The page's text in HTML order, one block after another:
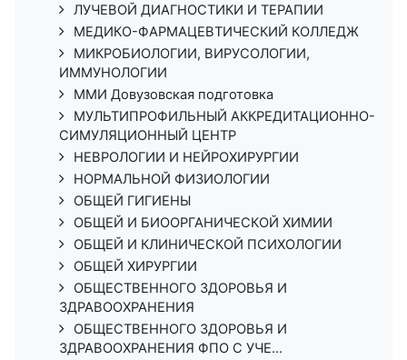
ЛУЧЕВОЙ ДИАГНОСТИКИ И ТЕРАПИИ
МЕДИКО-ФАРМАЦЕВТИЧЕСКИЙ КОЛЛЕДЖ
МИКРОБИОЛОГИИ, ВИРУСОЛОГИИ,
ИММУНОЛОГИИ
ММИ Довузовская подготовка
МУЛЬТИПРОФИЛЬНЫЙ АККРЕДИТАЦИОННО-
СИМУЛЯЦИОННЫЙ ЦЕНТР
НЕВРОЛОГИИ И НЕЙРОХИРУРГИИ
НОРМАЛЬНОЙ ФИЗИОЛОГИИ
ОБЩЕЙ ГИГИЕНЫ
ОБЩЕЙ И БИООРГАНИЧЕСКОЙ ХИМИИ
ОБЩЕЙ И КЛИНИЧЕСКОЙ ПСИХОЛОГИИ
ОБЩЕЙ ХИРУРГИИ
ОБЩЕСТВЕННОГО ЗДОРОВЬЯ И
ЗДРАВООХРАНЕНИЯ
ОБЩЕСТВЕННОГО ЗДОРОВЬЯ И
ЗДРАВООХРАНЕНИЯ ФПО С УЧЕ...